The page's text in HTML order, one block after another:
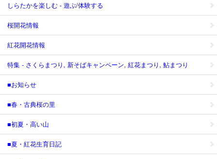
しらたかを楽しむ - 遊ぶ/体験する
桜開花情報
紅花開花情報
特集 - さくらまつり, 新そばキャンペーン, 紅花まつり, 鮎まつり
■お知らせ
■春・古典桜の里
■初夏・高い山
■夏・紅花生育日記